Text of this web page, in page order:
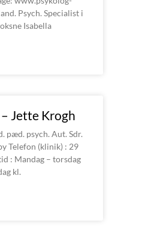
Psych. Specialist i
Isabella
Jette Krogh
pæd. psych. Aut. Sdr.
Telefon (klinik) : 29
: Mandag – torsdag
kl.